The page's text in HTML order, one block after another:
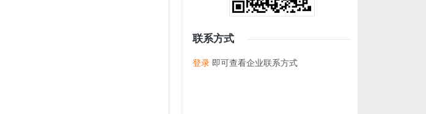
联系方式
登录 即可查看企业联系方式